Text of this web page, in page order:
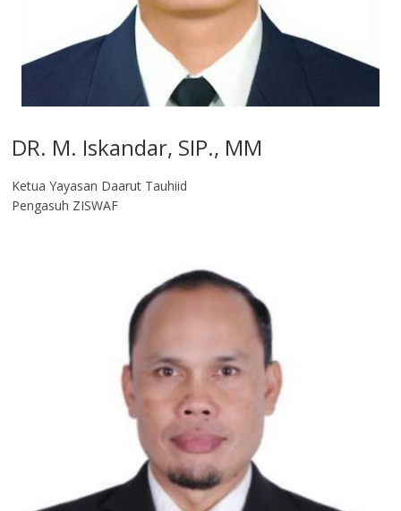
DR. M. Iskandar, SIP., MM
Ketua Yayasan Daarut Tauhiid
Pengasuh ZISWAF